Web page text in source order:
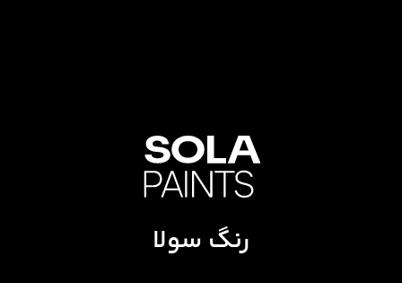
رنگ سولا